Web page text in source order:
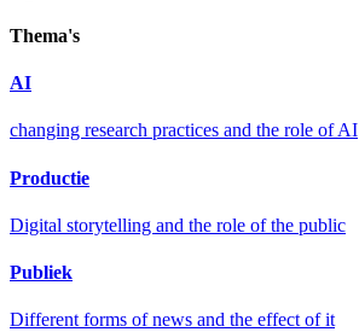
Thema's
AI
changing research practices and the role of AI
Productie
Digital storytelling and the role of the public
Publiek
Different forms of news and the effect of it